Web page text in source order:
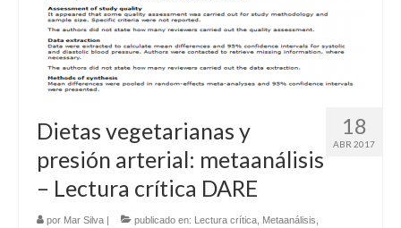
18
ABR 2017
Dietas vegetarianas y
presión arterial: metaanálisis
– Lectura crítica DARE
por Mar Silva | publicado en: Lectura crítica Metaanálisis